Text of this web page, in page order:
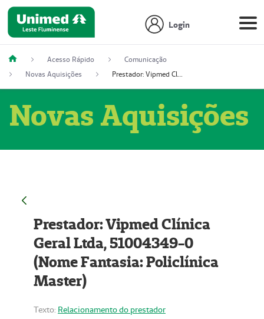
Login
Acesso Rápido
Comunicação
Novas Aquisições
Prestador: Vipmed Clínica Geral Ltda, 51004349-0 (Nome Fantasia: Policlínica Master)
Novas Aquisições
Prestador: Vipmed Clínica
Geral Ltda, 51004349-0
(Nome Fantasia: Policlínica
Master)
Texto: Relacionamento do prestador